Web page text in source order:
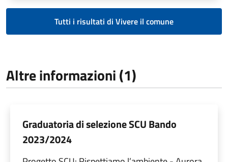
Tutti i risultati di Vivere il comune
Altre informazioni (1)
Graduatoria di selezione SCU Bando
2023/2024